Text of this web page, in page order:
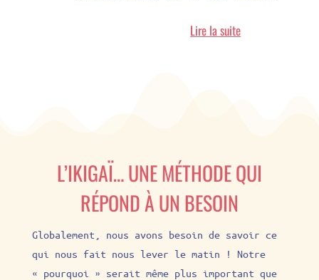
Lire la suite
L’IKIGAÏ… UNE MÉTHODE QUI
RÉPOND À UN BESOIN
Globalement, nous avons besoin de savoir ce
qui nous fait nous lever le matin ! Notre
« pourquoi » serait même plus important que